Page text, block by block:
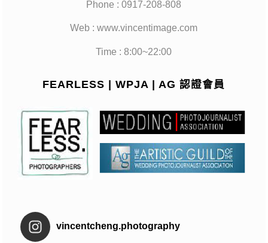
Phone : 0917-208-808
Web : www.vincentimage.com
Time : 8:00~22:00
FEARLESS | WPJA | AG 認證會員
vincentcheng.photography